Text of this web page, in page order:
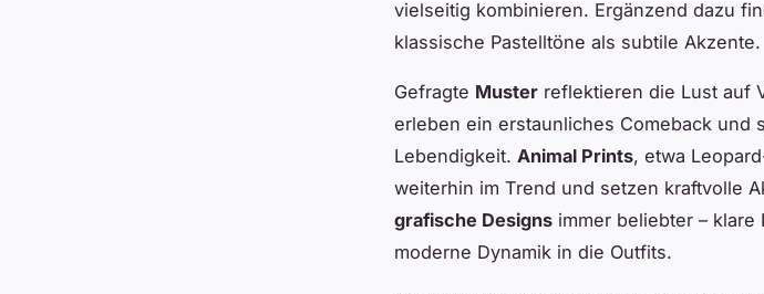
vielseitig kombinieren. Ergänzend dazu
klassische Pastelltöne als subtile Akzente.
Gefragte Muster reflektieren die Lust auf
erleben ein erstaunliches Comeback und
Lebendigkeit. Animal Prints, etwa
weiterhin im Trend und setzen kraftvolle
grafische Designs immer beliebter –
moderne Dynamik in die Outfits.